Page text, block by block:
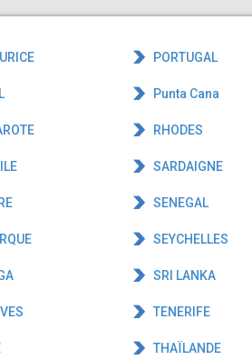
PORTUGAL
Punta Cana
RHODES
SARDAIGNE
SENEGAL
SEYCHELLES
SRI LANKA
TENERIFE
THAÏLANDE